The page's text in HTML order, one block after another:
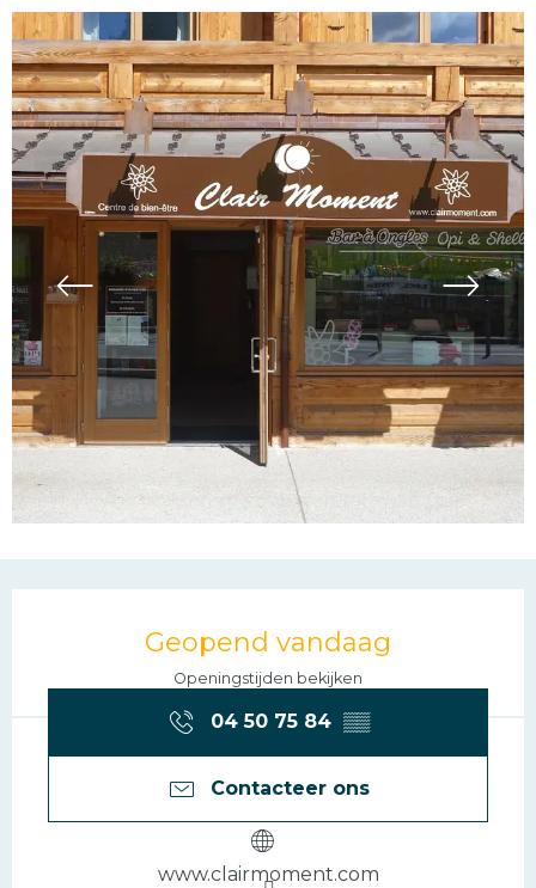
Openingstijden en
Geopend vandaag
Openingstijden bekijken
04 50 75 84 ▒▒
Contacteer ons
www.clairmoment.com